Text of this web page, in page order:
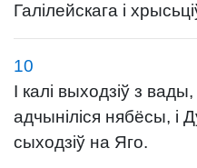
Галілейскага і
10
І калі выходзіў з
адчыніліся нябёсы, і
сыходзіў на Яго.